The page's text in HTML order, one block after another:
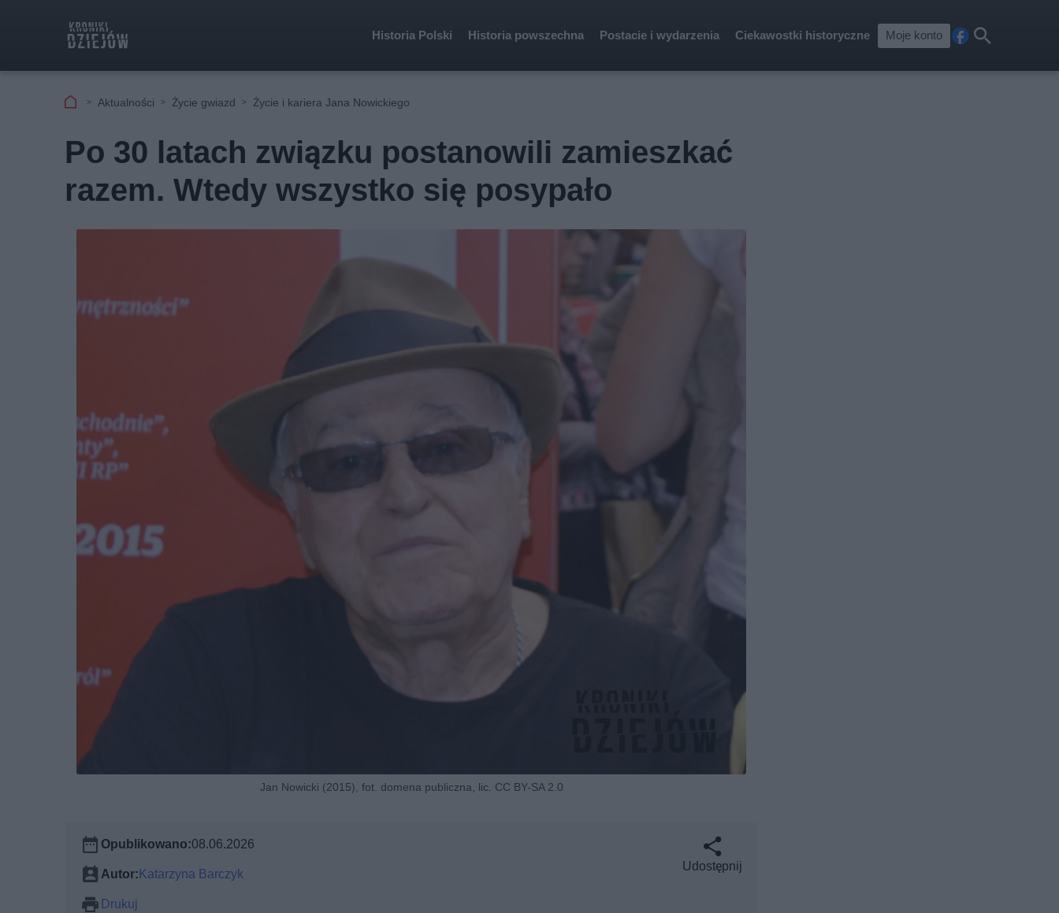
Historia Polski Historia powszechna Postacie i wydarzenia Ciekawostki historyczne Moje konto
cebkaj
Aktualności Życie gwiazd Życie i kariera Jana Nowickiego
Po 30 latach związku postanowili zamieszkać
razem. Wtedy wszystko się posypało
Jan Nowicki (2015), fot. domena publiczna, lic. CC BY-SA 2.0
Opublikowano:08.06.2026
Autor: Katarzyna Barczyk
Drukuj
Udostępnij